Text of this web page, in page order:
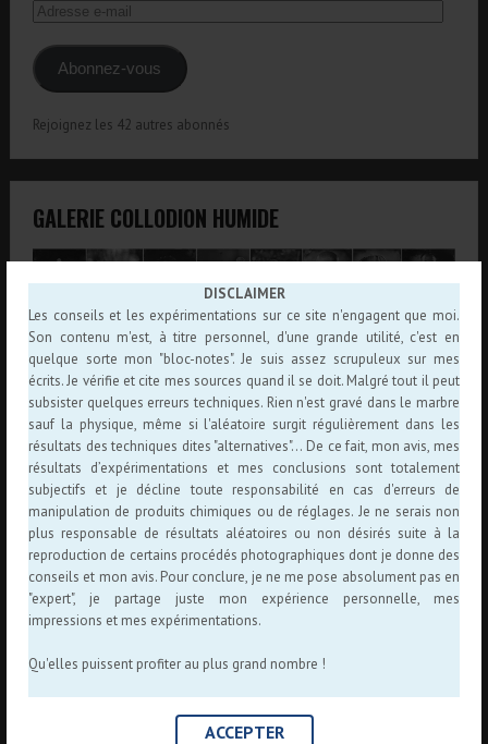
DISCLAIMER
Les conseils et les expérimentations sur ce site n'engagent que moi.
Son contenu m'est, à titre personnel, d'une grande utilité, c'est en
quelque sorte mon "bloc-notes". Je suis assez scrupuleux sur mes
écrits. Je vérifie et cite mes sources quand il se doit. Malgré tout il peut
subsister quelques erreurs techniques. Rien n'est gravé dans le marbre
sauf la physique, même si l'aléatoire surgit régulièrement dans les
résultats des techniques dites "alternatives"... De ce fait, mon avis, mes
résultats d’expérimentations et mes conclusions sont totalement
subjectifs et je décline toute responsabilité en cas d'erreurs de
manipulation de produits chimiques ou de réglages. Je ne serais non
plus responsable de résultats aléatoires ou non désirés suite à la
reproduction de certains procédés photographiques dont je donne des
conseils et mon avis. Pour conclure, je ne me pose absolument pas en
"expert", je partage juste mon expérience personnelle, mes
impressions et mes expérimentations.
Qu'elles puissent profiter au plus grand nombre !
ACCEPTER
Adresse
mail
Abonnez-vous
Rejoignez les 42 autres abonnés
GALERIE COLLODION HUMIDE
ARTICLES AU HASARD
Pseudo collodion
7 janvier 2020 Expérimentations
11 décembre 2025 Insolite